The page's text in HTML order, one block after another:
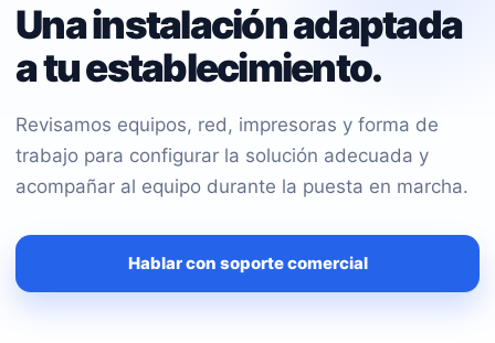
Una instalación adaptada
a tu establecimiento.
Revisamos equipos, red, impresoras y forma de
trabajo para configurar la solución adecuada y
acompañar al equipo durante la puesta en marcha.
Hablar con soporte comercial